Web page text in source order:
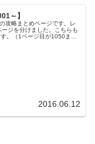
～】
攻略まとめページです。レ
ジを分けました。こちらも
。（1ページ目が1050ま
2016.06.12